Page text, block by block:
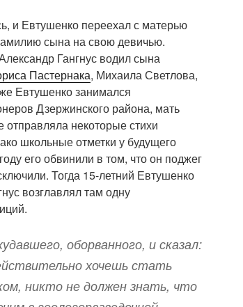
и Евтушенко переехал с матерью
сына на свою девичью.
Гангнус водил сына
Пастернака, Михаила Светлова,
Евтушенко занимался
Дзержинского района, мать
некоторые стихи
школьные отметки у будущего
его обвинили в том, что он поджег
Тогда 15-летний Евтушенко
возглавлял там одну
оборванного, и сказал:
хочешь стать
никто не должен знать, что